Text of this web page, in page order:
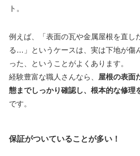
ト。
例えば、「表面の瓦や金属屋根を直し
る…」というケースは、実は下地が傷
った、ということがよくあります。
経験豊富な職人さんなら、 屋根の表面
態までしっかり確認し、根本的な修理
です。
保証がついていることが多い！